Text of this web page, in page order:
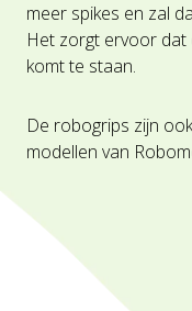
meer spikes en zal
Het zorgt ervoor dat
komt te staan.
De robogrips zijn
modellen van